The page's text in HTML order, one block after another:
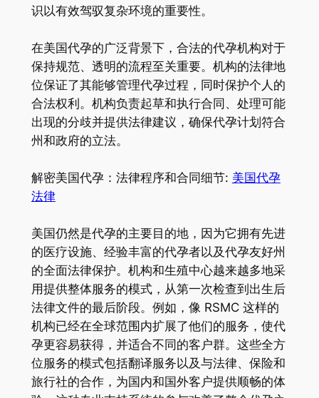
识以有效驾驭复杂环境的重要性。
在美国代孕的广泛背景下，合法的代孕机构对于
保持规范、透明的流程至关重要。机构的法律地
位保证了其能够管理代孕过程，同时保护个人的
合法权利。机构负责起草和执行合同、处理可能
出现的分歧并提供法律建议，确保代孕计划符合
州和政府的立法。
解密美国代孕：法律程序和合同细节: 美国代孕
法律
美国仍然是代孕的主要目的地，因为它拥有先进
的医疗设施、经验丰富的代孕者以及代孕友好州
的全面法律保护。机构和生殖中心越来越多地采
用提供整体服务的模式，从第一次检查到出生后
法律文件的最后阶段。例如，像 RSMC 这样的
机构已经在全球范围内扩展了他们的服务，使代
孕更容易获得，并适合不同的客户群。这些全方
位服务的模式包括翻译服务以及与法律、保险和
旅行社的合作，为国内和国外客户提供顺畅的体